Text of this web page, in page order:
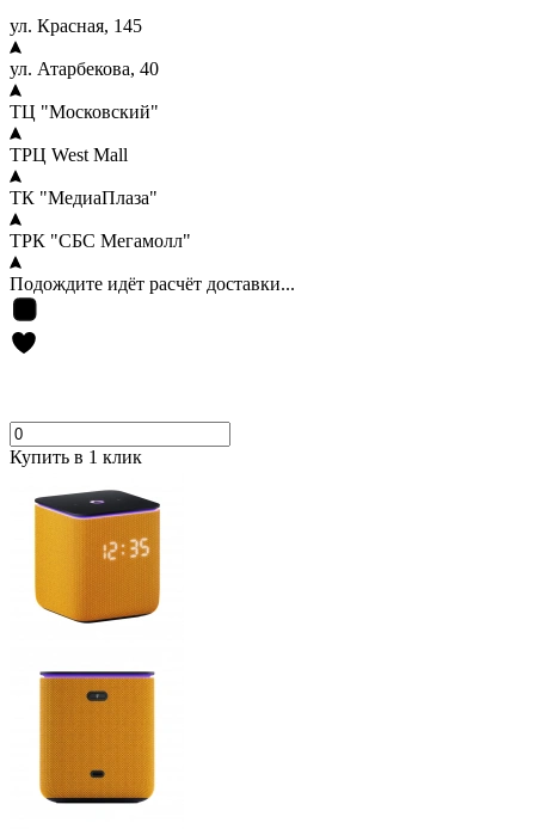
ул. Красная, 145
ул. Атарбекова, 40
ТЦ "Московский"
ТРЦ West Mall
ТК "МедиаПлаза"
ТРК "СБС Мегамолл"
Подождите идёт расчёт доставки...
Купить в 1 клик